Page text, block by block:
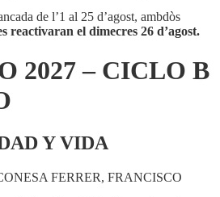
de l’1 al 25 d’agost, ambdòs
reactivaran el dimecres 26 d’agost.
2027 – CICLO B
Y VIDA
FERRER, FRANCISCO